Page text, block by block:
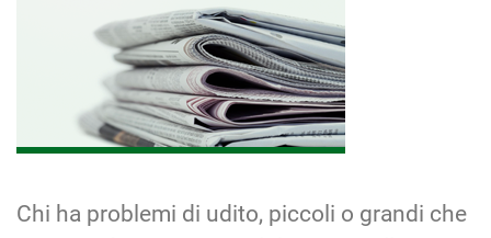
Chi ha problemi di udito, piccoli o grandi che